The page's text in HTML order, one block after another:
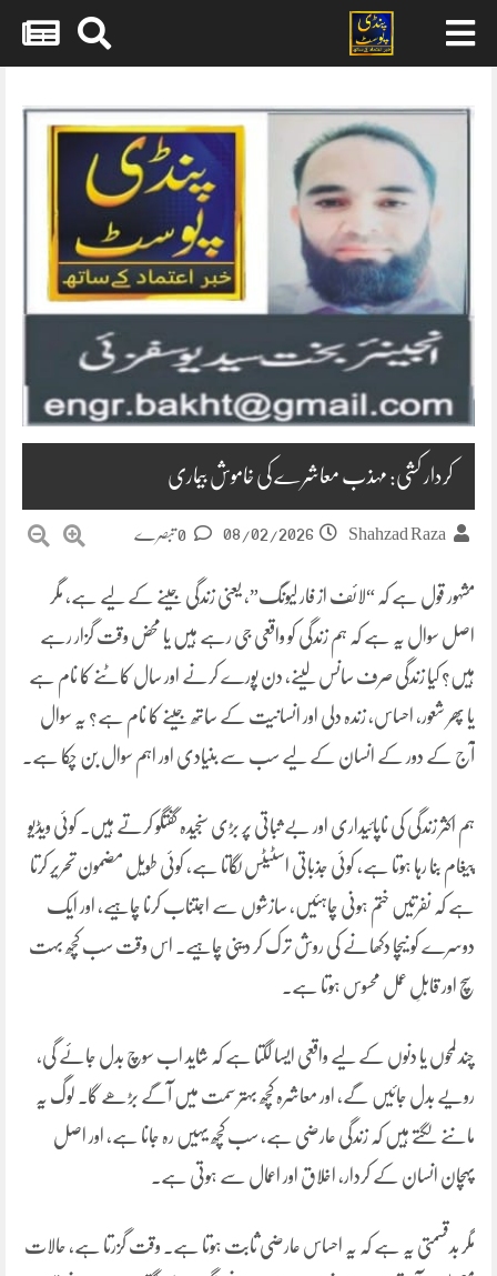
content
کردار کشی: مہذب معاشرے کی خاموش بیماری
Shahzad Raza
08/02/2026
مشہور قول ہے کہ “لائف از فار لیونگ”، یعنی زندگی جینے کے لیے ہے، مگر
اصل سوال یہ ہے کہ ہم زندگی کو واقعی جی رہے ہیں یا محض وقت گزار رہے
ہیں؟ کیا زندگی صرف سانس لینے، دن پورے کرنے اور سال کاٹنے کا نام ہے
یا پھر شعور، احساس، زندہ دلی اور انسانیت کے ساتھ جینے کا نام ہے؟ یہ سوال
آج کے دور کے انسان کے لیے سب سے بنیادی اور اہم سوال بن چکا ہے۔
ہم اکثر زندگی کی ناپائیداری اور بے ثباتی پر بڑی سنجیدہ گفتگو کرتے ہیں۔ کوئی ویڈیو
پیغام بنا رہا ہوتا ہے، کوئی جذباتی اسٹیٹس لگاتا ہے، کوئی طویل مضمون تحریر کرتا
ہے کہ نفرتیں ختم ہونی چاہئیں، سازشوں سے اجتناب کرنا چاہیے، اور ایک
دوسرے کو نیچا دکھانے کی روش ترک کر دینی چاہیے۔ اس وقت سب کچھ بہت
سچ اور قابلِ عمل محسوس ہوتا ہے۔
چند لمحوں یا دنوں کے لیے واقعی ایسا لگتا ہے کہ شاید اب سوچ بدل جائے گی،
رویے بدل جائیں گے، اور معاشرہ کچھ بہتر سمت میں آگے بڑھے گا۔ لوگ یہ
ماننے لگتے ہیں کہ زندگی عارضی ہے، سب کچھ یہیں رہ جانا ہے، اور اصل
پہچان انسان کے کردار، اخلاق اور اعمال سے ہوتی ہے۔
مگر بدقسمتی یہ ہے کہ یہ احساس عارضی ثابت ہوتا ہے۔ وقت گزرتا ہے، حالات